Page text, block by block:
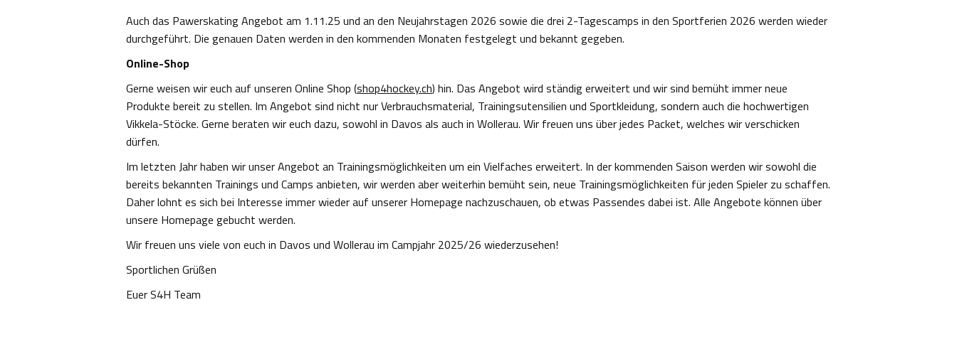
Auch das Pawerskating Angebot am 1.11.25 und an den Neujahrstagen 2026 sowie die drei 2-Tagescamps in den Sportferien 2026 werden wieder
durchgeführt. Die genauen Daten werden in den kommenden Monaten festgelegt und bekannt gegeben.
Online-Shop
Gerne weisen wir euch auf unseren Online Shop (shop4hockey.ch) hin. Das Angebot wird ständig erweitert und wir sind bemüht immer neue
Produkte bereit zu stellen. Im Angebot sind nicht nur Verbrauchsmaterial, Trainingsutensilien und Sportkleidung, sondern auch die hochwertigen
Vikkela-Stöcke. Gerne beraten wir euch dazu, sowohl in Davos als auch in Wollerau. Wir freuen uns über jedes Packet, welches wir verschicken
dürfen.
Im letzten Jahr haben wir unser Angebot an Trainingsmöglichkeiten um ein Vielfaches erweitert. In der kommenden Saison werden wir sowohl die
bereits bekannten Trainings und Camps anbieten, wir werden aber weiterhin bemüht sein, neue Trainingsmöglichkeiten für jeden Spieler zu schaffen.
Daher lohnt es sich bei Interesse immer wieder auf unserer Homepage nachzuschauen, ob etwas Passendes dabei ist. Alle Angebote können über
unsere Homepage gebucht werden.
Wir freuen uns viele von euch in Davos und Wollerau im Campjahr 2025/26 wiederzusehen!
Sportlichen Grüßen
Euer S4H Team